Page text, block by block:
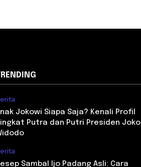
Jokowi Siapa Saja? Kenali Profil
Putra dan Putri Presiden Joko
Sambal Ijo Padang Asli: Cara